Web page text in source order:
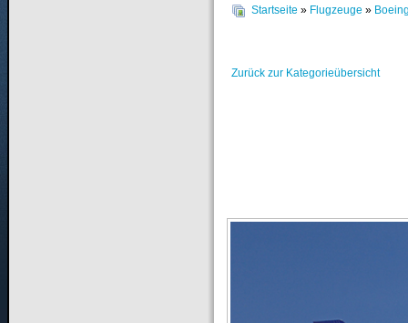
Startseite » Flugzeuge »
Zurück zur Kategorieübersicht